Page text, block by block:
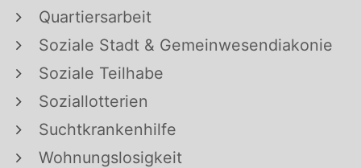
Quartiersarbeit
Soziale Stadt & Gemeinwesendiakonie
Soziale Teilhabe
Soziallotterien
Suchtkrankenhilfe
Wohnungslosigkeit